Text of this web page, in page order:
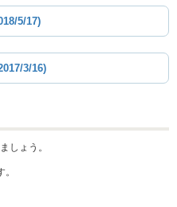
5/17)
3/16)
しょう。